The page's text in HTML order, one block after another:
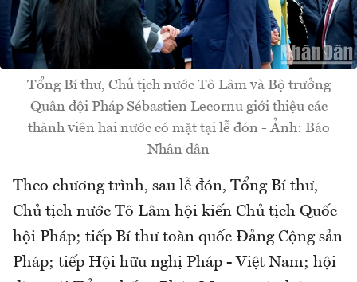
Tổng Bí thư, Chủ tịch nước Tô Lâm và Bộ trưởng
Quân đội Pháp Sébastien Lecornu giới thiệu các
thành viên hai nước có mặt tại lễ đón - Ảnh: Báo
Nhân dân
Theo chương trình, sau lễ đón, Tổng Bí thư,
Chủ tịch nước Tô Lâm hội kiến Chủ tịch Quốc
hội Pháp; tiếp Bí thư toàn quốc Đảng Cộng sản
Pháp; tiếp Hội hữu nghị Pháp - Việt Nam; hội